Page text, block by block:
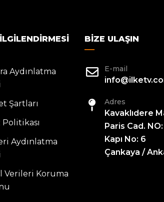
Aydınlatma
Şartları
Politikası
Aydınlatma
Verileri Koruma
BIZE ULAŞIN
E-mail
Adres
Kavaklıdere
Paris Cad. NO:
Kapı No: 6
Çankaya /